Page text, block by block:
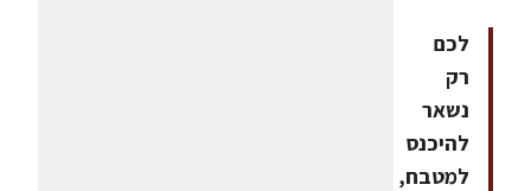
לכם
רק
נשאר
להיכנס
למטבח,